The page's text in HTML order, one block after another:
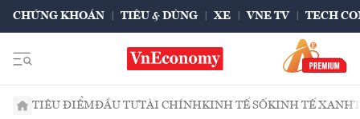
CHỨNG KHOÁN TIÊU & DÙNG XE VNE TV TECH
TIÊU ĐIỂMĐẦU TƯTÀI CHÍNHKINH TẾ SỐKINH TẾ XANH